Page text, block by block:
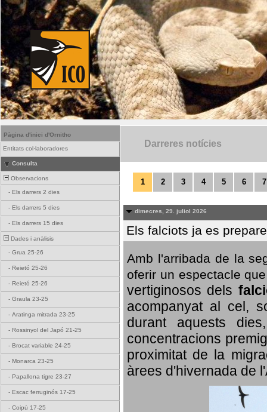
Pàgina d'inici d'Ornitho
Entitats col·laboradores
Consulta
Observacions
- Els darrers 2 dies
- Els darrers 5 dies
- Els darrers 15 dies
Dades i anàlisis
- Grua 25-26
- Reietó 25-26
- Reietó 25-26
- Graula 23-25
- Aratinga mitrada 23-25
- Rossinyol del Japó 21-25
- Brocat variable 24-25
- Monarca 23-25
- Papallona tigre 23-27
- Escac ferruginós 17-25
- Coipú 17-25
Darreres notícies
1 2 3 4 5 6 7
dimecres, 29. juliol 2026
Els falciots ja es
Amb l'arribada de la
oferir un espectacle
vertiginosos dels
acompanyat al cel,
durant aquests
concentracions
proximitat de la
àrees d'hivernada de